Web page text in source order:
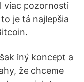
viac pozornosti
je tá najlepšia
iný koncept a
že chceme